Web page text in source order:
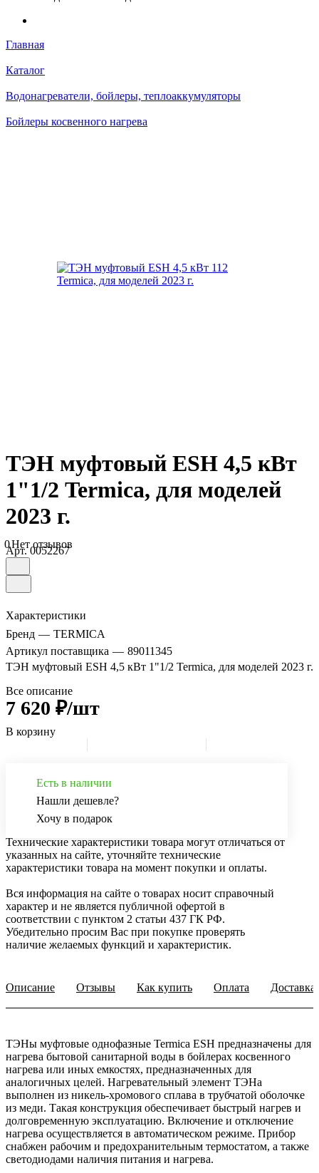
Главная
Каталог
Водонагреватели, бойлеры, теплоаккумуляторы
Бойлеры косвенного нагрева
ТЭН муфтовый ESH 4,5 кВт
1"1/2 Termica, для моделей
2023 г.
0Нет отзывов
Арт.0052267
Характеристики
Бренд — TERMICA
Артикул поставщика — 89011345
ТЭН муфтовый ESH 4,5 кВт 1"1/2 Termica, для моделей 2023 г.
Все описание
7 620 ₽/шт
В корзину
Есть в наличии
Нашли дешевле?
Хочу в подарок
Технические характеристики товара могут отличаться от
указанных на сайте, уточняйте технические
характеристики товара на момент покупки и оплаты.
Вся информация на сайте о товарах носит справочный
характер и не является публичной офертой в
соответствии с пунктом 2 статьи 437 ГК РФ.
Убедительно просим Вас при покупке проверять
наличие желаемых функций и характеристик.
Описание Отзывы Как купить Оплата Доставка
ТЭНы муфтовые однофазные Termica ESH предназначены для
нагрева бытовой санитарной воды в бойлерах косвенного
нагрева или иных емкостях, предназначенных для
аналогичных целей. Нагревательный элемент ТЭНа
выполнен из никель-хромового сплава в трубчатой оболочке
из меди. Такая конструкция обеспечивает быстрый нагрев и
долговременную эксплуатацию. Включение и отключение
нагрева осуществляется в автоматическом режиме. Прибор
снабжен рабочим и предохранительным термостатом, а также
светодиодами наличия питания и нагрева.